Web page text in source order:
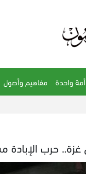
أمة واحدة مفاهيم وأصول